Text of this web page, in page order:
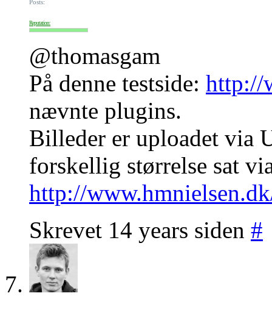
Posts:
Reputation:
@thomasgam
På denne testside: http://
nævnte plugins.
Billeder er uploadet via
forskellig størrelse sat
http://
Skrevet 14 years siden #